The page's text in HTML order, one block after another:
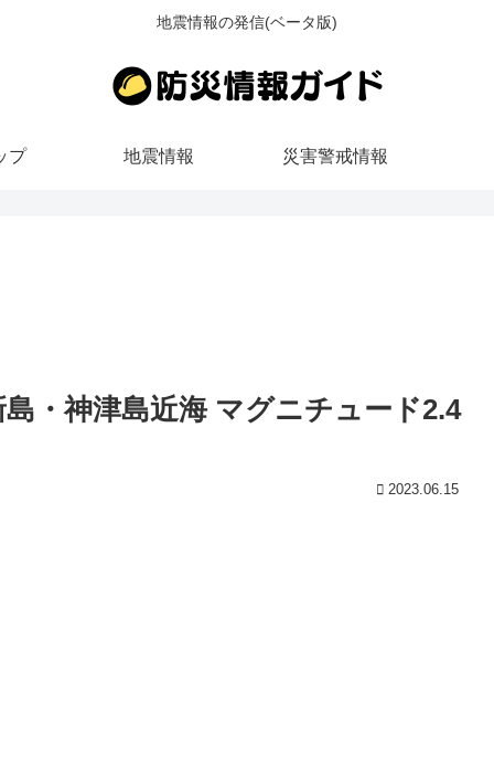
地震情報の発信(ベータ版)
プ 地震情報 災害警戒情報
・神津島近海 マグニチュード2.4
2023.06.15